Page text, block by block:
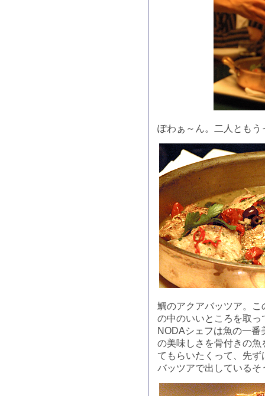
ぽわぁ～ん。二人とも
鯛のアクアバッツア。
の中のいいところを取
NODAシェフは魚の一
の美味しさを骨付きの
てもらいたくって、先
バッツアで出しているそ